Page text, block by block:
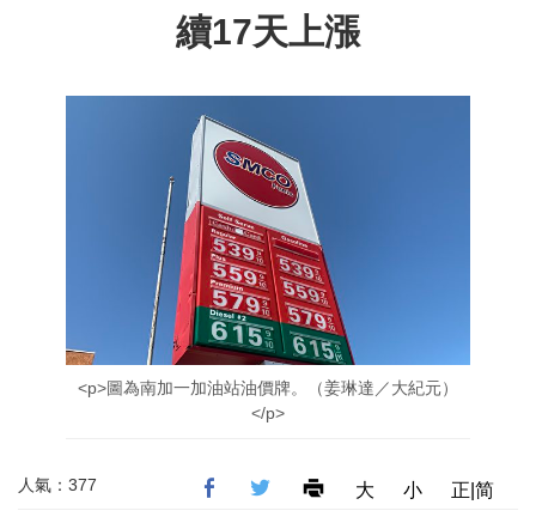
續17天上漲
<p>圖為南加一加油站油價牌。（姜琳達／大紀元）
</p>
人氣：377 大 小 正|简